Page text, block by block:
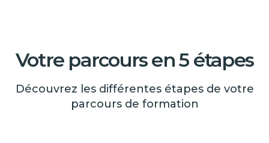
Votre parcours en 5 étapes
Découvrez les différentes étapes de votre
parcours de formation